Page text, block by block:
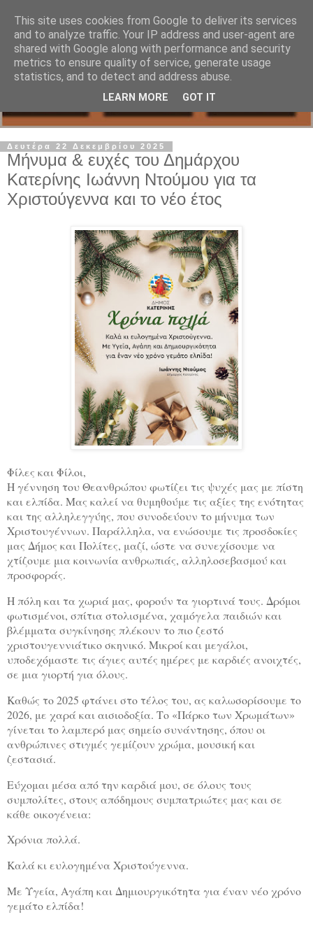
Δευτέρα 22 Δεκεμβρίου 2025
Μήνυμα & ευχές του Δημάρχου
Κατερίνης Ιωάννη Ντούμου για τα
Χριστούγεννα και το νέο έτος
Φίλες και Φίλοι,
Η γέννηση του Θεανθρώπου φωτίζει τις ψυχές μας με πίστη
και ελπίδα. Μας καλεί να θυμηθούμε τις αξίες της ενότητας
και της αλληλεγγύης, που συνοδεύουν το μήνυμα των
Χριστουγέννων. Παράλληλα, να ενώσουμε τις προσδοκίες
μας Δήμος και Πολίτες, μαζί, ώστε να συνεχίσουμε να
χτίζουμε μια κοινωνία ανθρωπιάς, αλληλοσεβασμού και
προσφοράς.
Η πόλη και τα χωριά μας, φορούν τα γιορτινά τους. Δρόμοι
φωτισμένοι, σπίτια στολισμένα, χαμόγελα παιδιών και
βλέμματα συγκίνησης πλέκουν το πιο ζεστό
χριστουγεννιάτικο σκηνικό. Μικροί και μεγάλοι,
υποδεχόμαστε τις άγιες αυτές ημέρες με καρδιές ανοιχτές,
σε μια γιορτή για όλους.
Καθώς το 2025 φτάνει στο τέλος του, ας καλωσορίσουμε το
2026, με χαρά και αισιοδοξία. Το «Πάρκο των Χρωμάτων»
γίνεται το λαμπερό μας σημείο συνάντησης, όπου οι
ανθρώπινες στιγμές γεμίζουν χρώμα, μουσική και
ζεστασιά.
Εύχομαι μέσα από την καρδιά μου, σε όλους τους
συμπολίτες, στους απόδημους συμπατριώτες μας και σε
κάθε οικογένεια:
Χρόνια πολλά.
Καλά κι ευλογημένα Χριστούγεννα.
Με Υγεία, Αγάπη και Δημιουργικότητα για έναν νέο χρόνο
γεμάτο ελπίδα!
This site uses cookies from Google to deliver its services
and to analyze traffic. Your IP address and user-agent are
shared with Google along with performance and security
metrics to ensure quality of service, generate usage
statistics, and to detect and address abuse.
LEARN MORE GOT IT